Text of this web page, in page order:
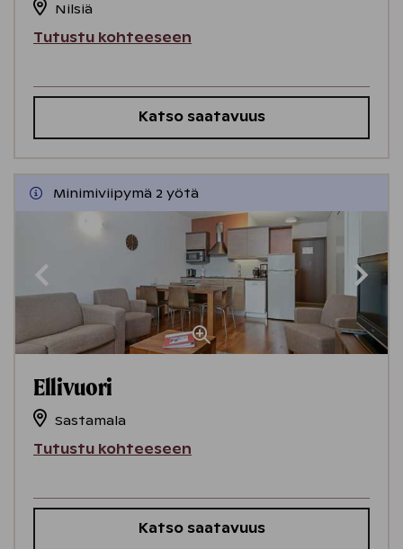
Nilsiä
Tutustu kohteeseen
Katso saatavuus
Minimiviipymä 2 yötä
Ellivuori
Sastamala
Tutustu kohteeseen
Katso saatavuus